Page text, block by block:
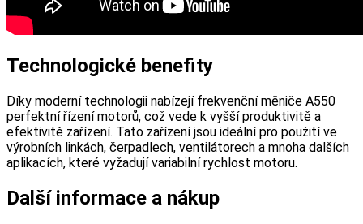
Technologické benefity
Díky moderní technologii nabízejí frekvenční měniče A550
perfektní řízení motorů, což vede k vyšší produktivitě a
efektivitě zařízení. Tato zařízení jsou ideální pro použití ve
výrobních linkách, čerpadlech, ventilátorech a mnoha dalších
aplikacích, které vyžadují variabilní rychlost motoru.
Další informace a nákup